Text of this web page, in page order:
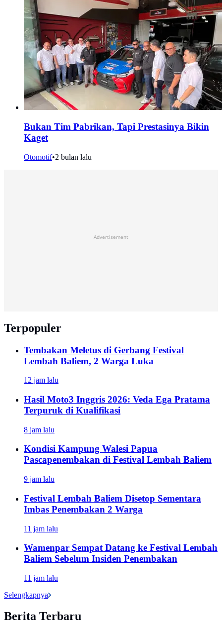
Bukan Tim Pabrikan, Tapi Prestasinya Bikin
Kaget
Otomotif•2 bulan lalu
Advertisement
Terpopuler
Tembakan Meletus di Gerbang Festival
Lembah Baliem, 2 Warga Luka
12 jam lalu
Hasil Moto3 Inggris 2026: Veda Ega Pratama
Terpuruk di Kualifikasi
8 jam lalu
Kondisi Kampung Walesi Papua
Pascapenembakan di Festival Lembah Baliem
9 jam lalu
Festival Lembah Baliem Disetop Sementara
Imbas Penembakan 2 Warga
11 jam lalu
Wamenpar Sempat Datang ke Festival Lembah
Baliem Sebelum Insiden Penembakan
11 jam lalu
Selengkapnya
Berita Terbaru